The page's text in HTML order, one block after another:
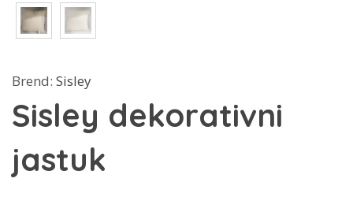
Brend: Sisley
Sisley dekorativni
jastuk